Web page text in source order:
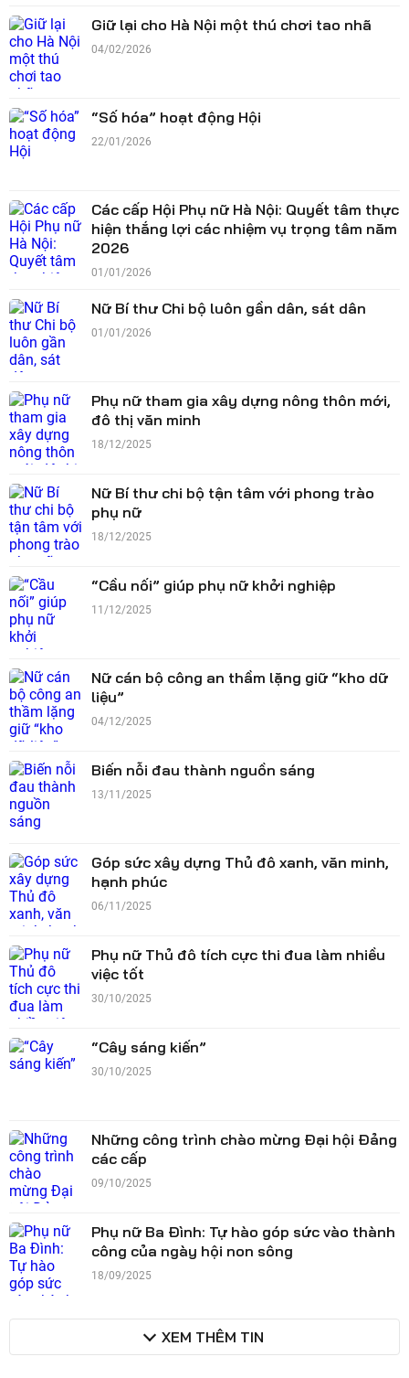
Giữ lại cho Hà Nội một thú chơi tao nhã
04/02/2026
“Số hóa” hoạt động Hội
22/01/2026
Các cấp Hội Phụ nữ Hà Nội: Quyết tâm thực
hiện thắng lợi các nhiệm vụ trọng tâm năm
2026
01/01/2026
Nữ Bí thư Chi bộ luôn gần dân, sát dân
01/01/2026
Phụ nữ tham gia xây dựng nông thôn mới,
đô thị văn minh
18/12/2025
Nữ Bí thư chi bộ tận tâm với phong trào
phụ nữ
18/12/2025
“Cầu nối” giúp phụ nữ khởi nghiệp
11/12/2025
Nữ cán bộ công an thầm lặng giữ “kho dữ
liệu”
04/12/2025
Biến nỗi đau thành nguồn sáng
13/11/2025
Góp sức xây dựng Thủ đô xanh, văn minh,
hạnh phúc
06/11/2025
Phụ nữ Thủ đô tích cực thi đua làm nhiều
việc tốt
30/10/2025
“Cây sáng kiến”
30/10/2025
Những công trình chào mừng Đại hội Đảng
các cấp
09/10/2025
Phụ nữ Ba Đình: Tự hào góp sức vào thành
công của ngày hội non sông
18/09/2025
XEM THÊM TIN